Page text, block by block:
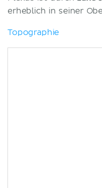
erheblich in seiner
Topographie